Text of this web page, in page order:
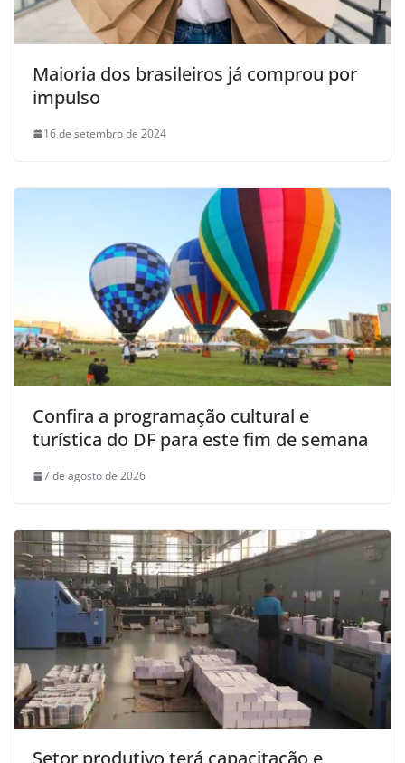
Maioria dos brasileiros já comprou por
impulso
16 de setembro de 2024
Confira a programação cultural e
turística do DF para este fim de semana
7 de agosto de 2026
Setor produtivo terá capacitação e